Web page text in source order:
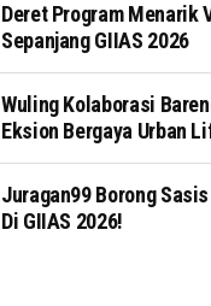
Deret Program Menarik
Sepanjang GIIAS 2026
Wuling Kolaborasi
Eksion Bergaya Urban
Juragan99 Borong
Di GIIAS 2026!